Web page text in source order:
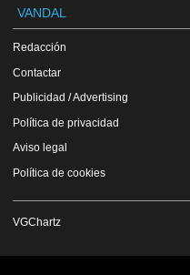
VANDAL
Redacción
Contactar
Publicidad / Advertising
Política de privacidad
Aviso legal
Política de cookies
VGChartz